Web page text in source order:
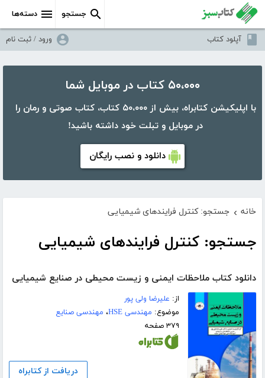
دسته‌ها جستجو
آپلود کتاب ورود / ثبت نام
۵۰،۰۰۰ کتاب در موبایل شما
با اپلیکیشن کتابراه، بیش از ۵۰،۰۰۰ کتاب، کتاب صوتی و رمان را
در موبایل و تبلت خود داشته باشید!
دانلود و نصب رایگان
خانه › جستجو: کنترل فرایندهای شیمیایی
جستجو: کنترل فرایندهای شیمیایی
دانلود کتاب ملاحظات ایمنی و زیست محیطی در صنایع شیمیایی
از: علیرضا ولی پور
موضوع: مهندسی HSE ، مهندسی صنایع
۳۷۹ صفحه
دریافت از کتابراه